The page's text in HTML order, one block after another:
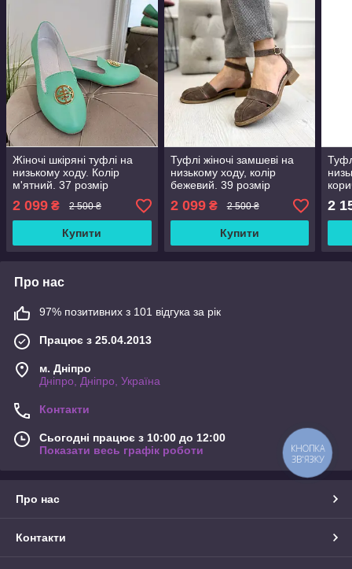
Жіночі шкіряні туфлі на
низькому ходу. Колір
м'ятний. 37 розмір
2 099 ₴ 2 500 ₴
Купити
Туфлі жіночі замшеві на
низькому ходу, колір
бежевий. 39 розмір
2 099₴ 2 500 ₴
Купити
2
Про нас
97% позитивних з 101 відгука за рік
Працює з 25.04.2013
м. Дніпро
Дніпро, Дніпро, Україна
Контакти
Сьогодні працює з 10:00 до 12:00
Показати весь графік роботи
Про нас
Контакти
КНОПКА
ЗВ'ЯЗКУ